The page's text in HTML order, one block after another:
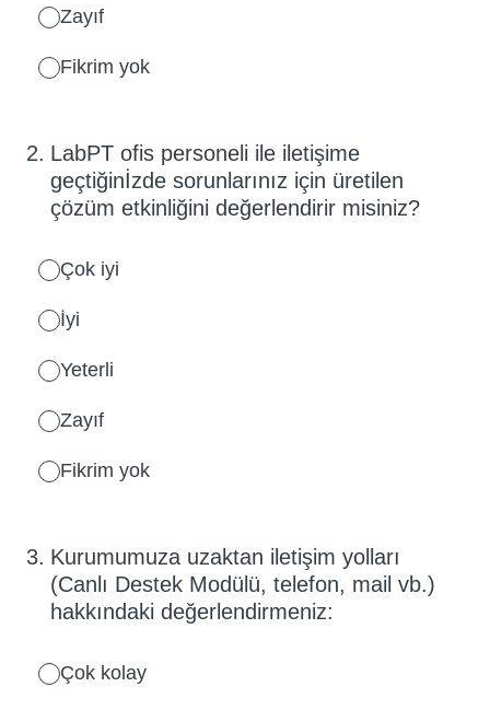
Zayıf
Fikrim yok
2. LabPT ofis personeli ile iletişime
geçtiğinİzde sorunlarınız için üretilen
çözüm etkinliğini değerlendirir misiniz?
Çok iyi
İyi
Yeterli
Zayıf
Fikrim yok
3. Kurumumuza uzaktan iletişim yolları
(Canlı Destek Modülü, telefon, mail vb.)
hakkındaki değerlendirmeniz:
Çok kolay